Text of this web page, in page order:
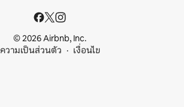
© 2026 Airbnb, Inc.
ความเป็นส่วนตัว
เงื่อนไข